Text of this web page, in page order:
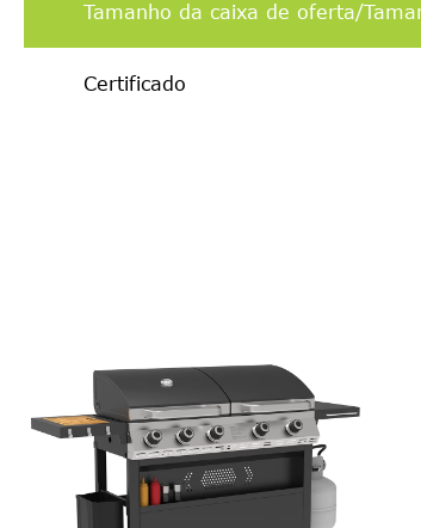
Tamanho da caixa de oferta/
Certificado